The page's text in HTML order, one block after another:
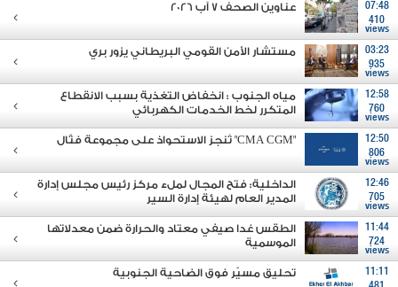
07:48
410
views
عناوين الصحف 7 آب 2026
03:23
935
views
مستشار الأمن القومي البريطاني يزور بري
12:58
760
views
مياه الجنوب : انخفاض التغذية بسبب الانقطاع
المتكرر لخط الخدمات الكهربائي
12:50
806
views
"CMA CGM" تُنجز الاستحواذ على مجموعة فتّال
12:46
705
views
الداخلية: فتح المجال لملء مركز رئيس مجلس إدارة
المدير العام لهيئة إدارة السير
11:44
724
views
الطقس غدا صيفي معتاد والحرارة ضمن معدلاتها
الموسمية
11:11
تحليق مسيّر فوق الضاحية الجنوبية